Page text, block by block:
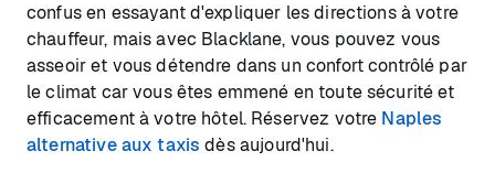
confus en essayant d'expliquer les directions à votre
chauffeur, mais avec Blacklane, vous pouvez vous
asseoir et vous détendre dans un confort contrôlé par
le climat car vous êtes emmené en toute sécurité et
efficacement à votre hôtel. Réservez votre Naples
alternative aux taxis dès aujourd'hui.